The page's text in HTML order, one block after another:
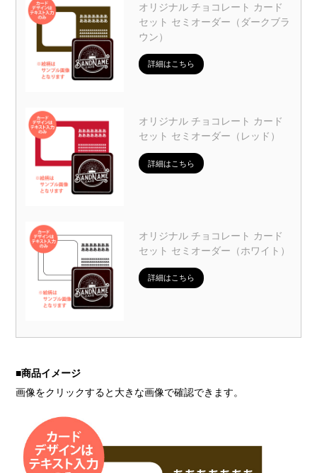
オリジナル チョコレート カード
セット セミオーダー（ダークブラ
ウン）
詳細はこちら
オリジナル チョコレート カード
セット セミオーダー（レッド）
詳細はこちら
オリジナル チョコレート カード
セット セミオーダー（ホワイト）
詳細はこちら
■商品イメージ
画像をクリックすると大きな画像で確認できます。